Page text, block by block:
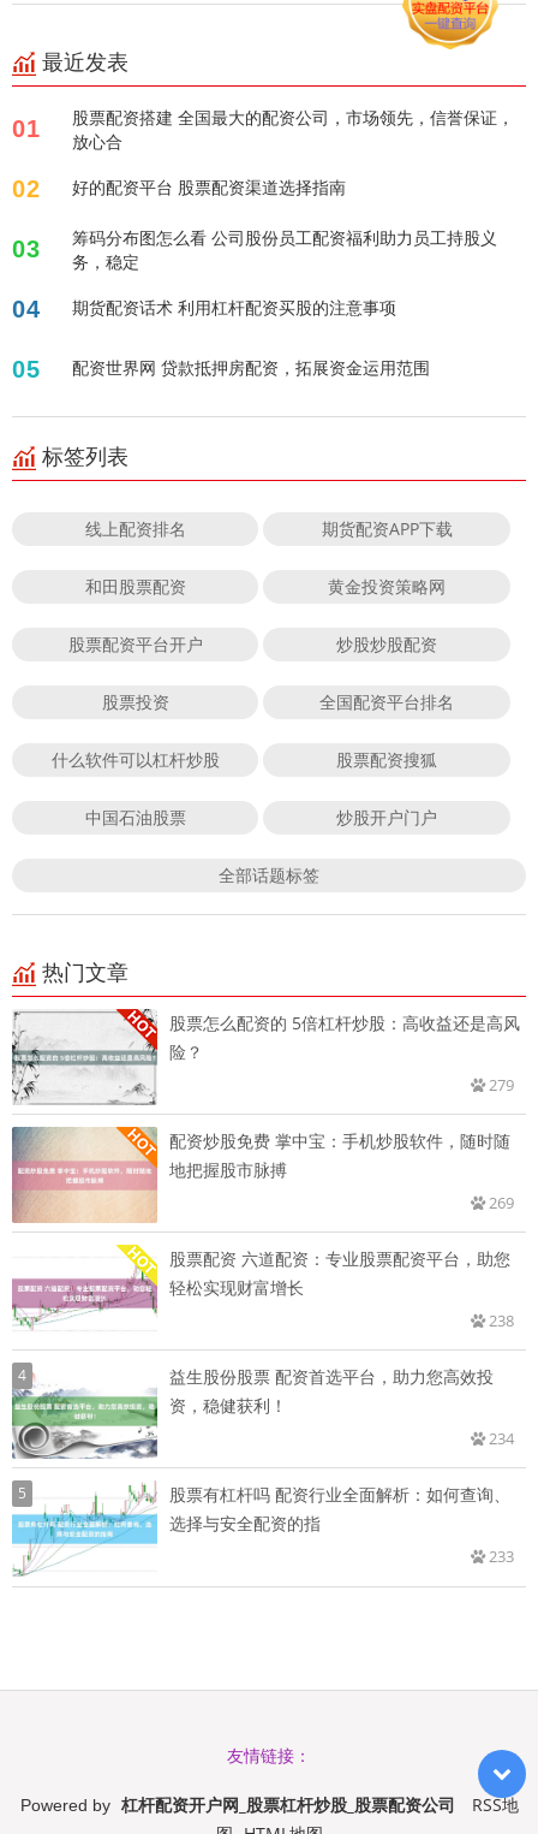
最近发表
01
股票配资搭建 全国最大的配资公司，市场领先，信誉保证，
放心合
02 好的配资平台 股票配资渠道选择指南
03
筹码分布图怎么看 公司股份员工配资福利助力员工持股义
务，稳定
04 期货配资话术 利用杠杆配资买股的注意事项
05 配资世界网 贷款抵押房配资，拓展资金运用范围
标签列表
线上配资排名 期货配资APP下载
和田股票配资 黄金投资策略网
股票配资平台开户 炒股炒股配资
股票投资 全国配资平台排名
什么软件可以杠杆炒股 股票配资搜狐
中国石油股票 炒股开户门户
全部话题标签
热门文章
股票怎么配资的 5倍杠杆炒股：高收益还是高风
险？
279
配资炒股免费 掌中宝：手机炒股软件，随时随
地把握股市脉搏
269
股票配资 六道配资：专业股票配资平台，助您
轻松实现财富增长
238
4
益生股份股票 配资首选平台，助力您高效投
资，稳健获利！
234
5
股票有杠杆吗 配资行业全面解析：如何查询、
选择与安全配资的指
233
友情链接：
Powered by 杠杆配资开户网_股票杠杆炒股_股票配资公司
RSS地